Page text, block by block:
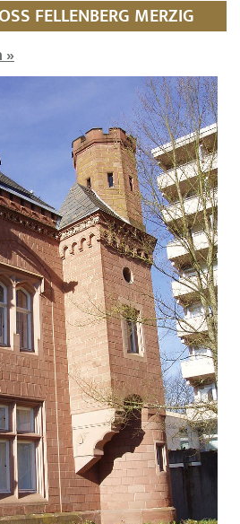
FELLENBERG MERZIG
»